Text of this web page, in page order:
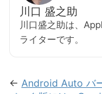
川口 盛之助
川口盛之助は、
ライターです。
← Android Auto バ